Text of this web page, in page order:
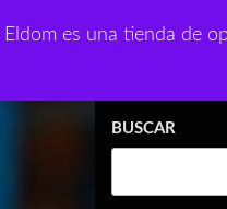
alEldom es una tienda de
BUSCAR